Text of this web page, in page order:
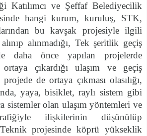
Katılımcı ve Şeffaf Belediyecilik
hangi kurum, kuruluş, STK,
bu kavşak projesiyle ilgili
alınmadığı, Tek şeritlik geçiş
daha önce yapılan projelerde
çıkardığı ulaşım ve geçiş
de ortaya çıkması olasılığı,
yaya, bisiklet, raylı sistem gibi
sistemler olan ulaşım yöntemleri ve
ilişkilerinin düşünülüp
projesinde köprü yükseklik